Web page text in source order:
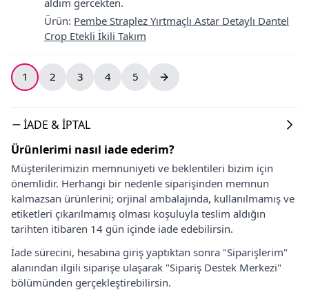
Ürün: Pembe Straplez Yırtmaçlı Astar Detaylı Dantel
Crop Etekli İkili Takım
1 2 3 4 5
İADE & İPTAL
Ürünlerimi nasıl iade ederim?
Müşterilerimizin memnuniyeti ve beklentileri bizim için
önemlidir. Herhangi bir nedenle siparişinden memnun
kalmazsan ürünlerini; orjinal ambalajında, kullanılmamış ve
etiketleri çıkarılmamış olması koşuluyla teslim aldığın
tarihten itibaren 14 gün içinde iade edebilirsin.
İade sürecini, hesabına giriş yaptıktan sonra "Siparişlerim"
alanından ilgili siparişe ulaşarak "Sipariş Destek Merkezi"
bölümünden gerçekleştirebilirsin.